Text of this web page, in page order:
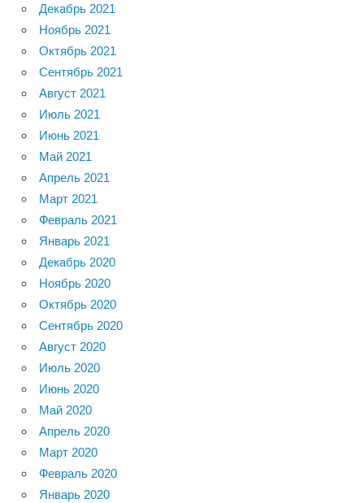
Декабрь 2021
Ноябрь 2021
Октябрь 2021
Сентябрь 2021
Август 2021
Июль 2021
Июнь 2021
Май 2021
Апрель 2021
Март 2021
Февраль 2021
Январь 2021
Декабрь 2020
Ноябрь 2020
Октябрь 2020
Сентябрь 2020
Август 2020
Июль 2020
Июнь 2020
Май 2020
Апрель 2020
Март 2020
Февраль 2020
Январь 2020